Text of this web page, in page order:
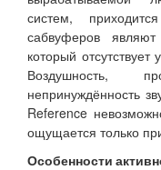
систем,
сабвуферов
который отсутствует
Воздушность,
непринуждённость
Reference
ощущается только
Особенности